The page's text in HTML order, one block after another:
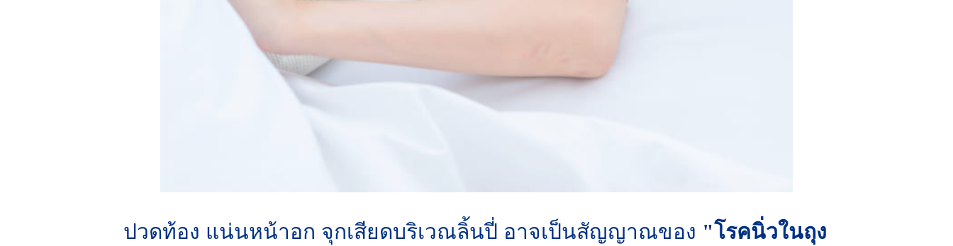
ปวดท้อง แน่นหน้าอก จุกเสียดบริเวณลิ้นปี่ อาจเป็นสัญญาณของ "โรคนิ่วในถุง